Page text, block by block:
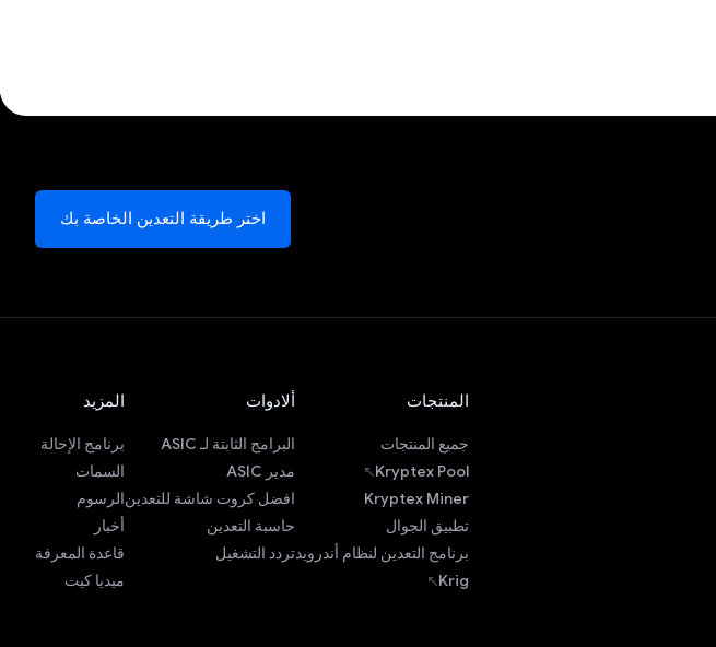
اختر طريقة التعدين الخاصة بك
المنتجات
جميع المنتجات
Kryptex Pool
Kryptex Miner
تطبيق الجوال
برنامج التعدين لنظام أندرويد
Krig
ألادوات
البرامج الثابتة لـ ASIC
مدير ASIC
افضل كروت شاشة للتعدين
حاسبة التعدين
تردد التشغيل
المزيد
برنامج الإحالة
السمات
الرسوم
أخبار
قاعدة المعرفة
ميديا كيت